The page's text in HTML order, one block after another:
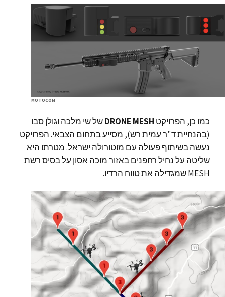
MOTOCOM
כמו כן, הפרויקט DRONE MESHשל שי מלכה וגולן סבו
(בהנחיית ד"ר עמית רש), מסייע בתחום הצבאי. הפרויקט
נעשה בשיתוף פעולה עם מוטורולה ישראל. מטרתו היא
שליטה על נחיל רחפנים באזור מוכה אסון על בסיס רשת
MESH שמגדילה את טווח הרדיו.